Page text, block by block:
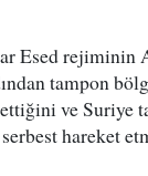
Esed rejiminin
tampon
ve Suriye
hareket